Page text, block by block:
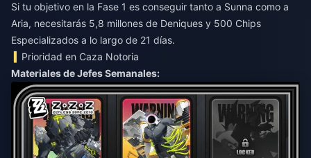
Si tu objetivo en la Fase 1 es conseguir tanto a Sunna como a
Aria, necesitarás 5,8 millones de Deniques y 500 Chips
Especializados a lo largo de 21 días.
Prioridad en Caza Notoria
Materiales de Jefes Semanales: